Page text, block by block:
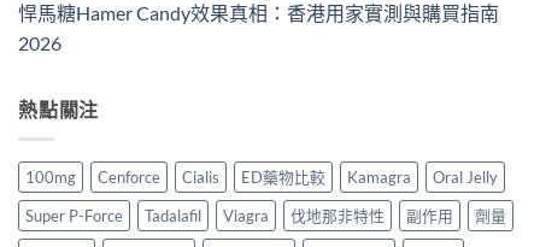
悍馬糖Hamer Candy效果真相：香港用家實測與購買指南
2026
熱點關注
100mg Cenforce Cialis ED藥物比較 Kamagra
Oral Jelly
Super P-Force
Tadalafil Viagra 伐地那非特性 副作用
劑量